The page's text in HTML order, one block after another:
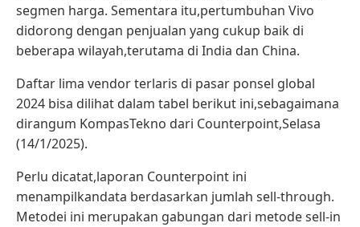
segmen harga. Sementara itu,pertumbuhan Vivo
didorong dengan penjualan yang cukup baik di
beberapa wilayah,terutama di India dan China.
Daftar lima vendor terlaris di pasar ponsel global
2024 bisa dilihat dalam tabel berikut ini,sebagaimana
dirangum KompasTekno dari Counterpoint,Selasa
(14/1/2025).
Perlu dicatat,laporan Counterpoint ini
menampilkandata berdasarkan jumlah sell-through.
Metodei ini merupakan gabungan dari metode sell-in